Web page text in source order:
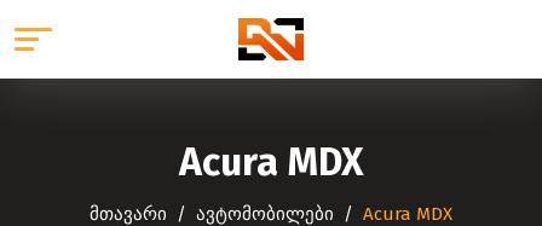
Acura MDX
მთავარი ავტომობილები Acura MDX